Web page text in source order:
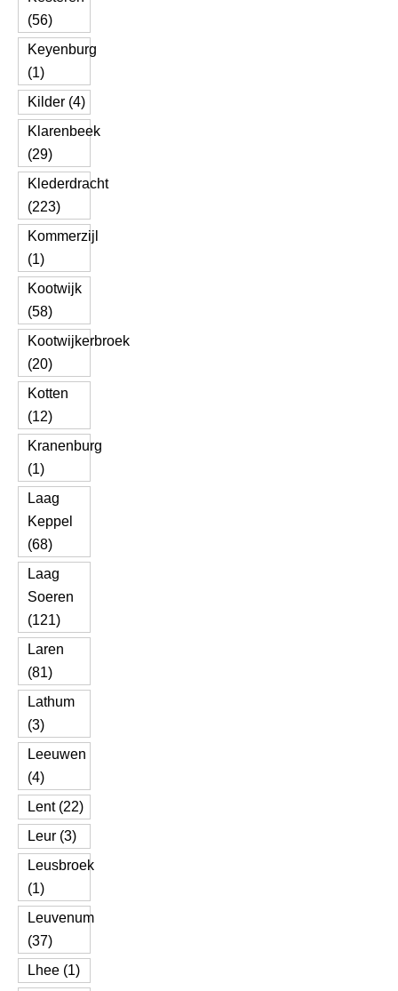
(56)
Keyenburg
(1)
Kilder (4)
Klarenbeek
(29)
Klederdracht
(223)
Kommerzijl
(1)
Kootwijk
(58)
Kootwijkerbroek
(20)
Kotten
(12)
Kranenburg
(1)
Laag
Keppel
(68)
Laag
Soeren
(121)
Laren
(81)
Lathum
(3)
Leeuwen
(4)
Lent (22)
Leur (3)
Leusbroek
(1)
Leuvenum
(37)
Lhee (1)